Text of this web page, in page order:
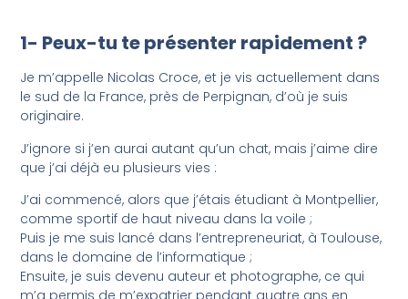
1- Peux-tu te présenter rapidement ?
Je m’appelle Nicolas Croce, et je vis actuellement dans
le sud de la France, près de Perpignan, d’où je suis
originaire.
J’ignore si j’en aurai autant qu’un chat, mais j’aime dire
que j’ai déjà eu plusieurs vies :
J’ai commencé, alors que j’étais étudiant à Montpellier,
comme sportif de haut niveau dans la voile ;
Puis je me suis lancé dans l’entrepreneuriat, à Toulouse,
dans le domaine de l’informatique ;
Ensuite, je suis devenu auteur et photographe, ce qui
m’a permis de m’expatrier pendant quatre ans en